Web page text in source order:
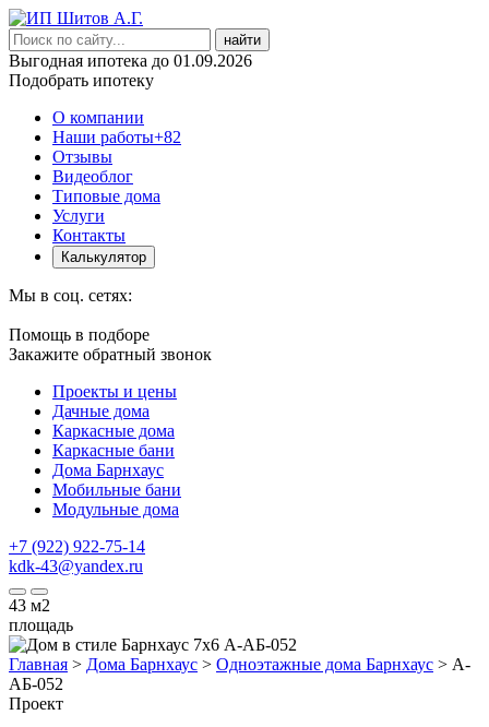
найти
Выгодная ипотека до 01.09.2026
Подобрать ипотеку
О компании
Наши работы+82
Отзывы
Видеоблог
Типовые дома
Услуги
Контакты
Калькулятор
Мы в соц. сетях:
Помощь в подборе
Закажите обратный звонок
Проекты и цены
Дачные дома
Каркасные дома
Каркасные бани
Дома Барнхаус
Мобильные бани
Модульные дома
+7 (922) 922-75-14
kdk-43@yandex.ru
43 м2
площадь
Главная > Дома Барнхаус > Одноэтажные дома Барнхаус > А-
АБ-052
Проект